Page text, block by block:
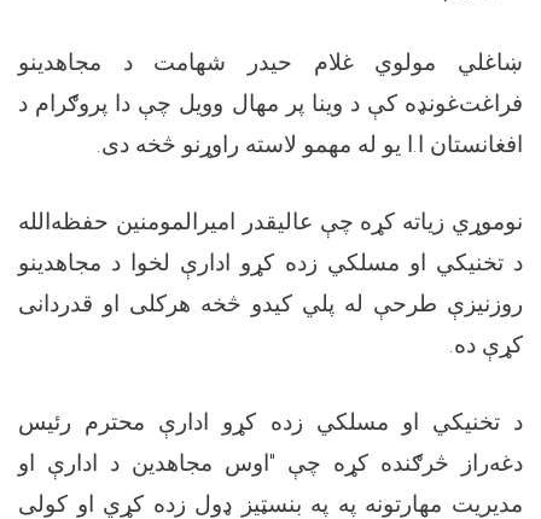
ښاغلي مولوي غلام حیدر شهامت د مجاهدینو
فراغت‌غونډه کې د وینا پر مهال وویل چې دا پروګرام د
افغانستان ا.ا یو له مهمو لاسته راوړنو څخه دی.
نوموړي زیاته کړه چې عالیقدر امیرالمومنین حفظه‌الله
د تخنیکي او مسلکي زده کړو ادارې لخوا د مجاهدینو
روزنیزې طرحې له پلي کیدو څخه هرکلی او قدردانی
کړې ده.
د تخنیکي او مسلکي زده کړو ادارې محترم رئیس
دغه‌راز څرګنده کړه چې "اوس مجاهدین د ادارې او
مدیریت مهارتونه په په بنسټيز ډول زده کړي او کولی